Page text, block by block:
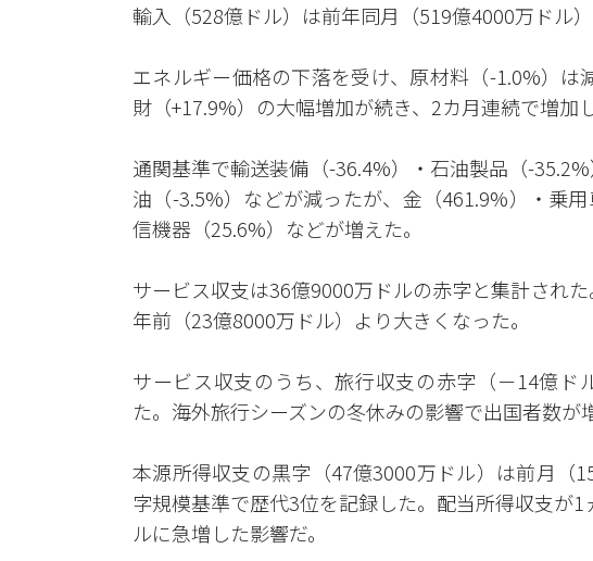
輸入（528億ドル）は前年同月（519億4000万ドル）
エネルギー価格の下落を受け、原材料（-1.0%）
財（+17.9%）の大幅増加が続き、2カ月連続で増加し
通関基準で輸送装備（-36.4%）・石油製品（-
油（-3.5%）などが減ったが、金（461.9%）・乗
信機器（25.6%）などが増えた。
サービス収支は36億9000万ドルの赤字と集計され
年前（23億8000万ドル）より大きくなった。
サービス収支のうち、旅行収支の赤字（－14億ド
た。海外旅行シーズンの冬休みの影響で出国者数が
本源所得収支の黒字（47億3000万ドル）は前月（
字規模基準で歴代3位を記録した。配当所得収支が
ルに急増した影響だ。